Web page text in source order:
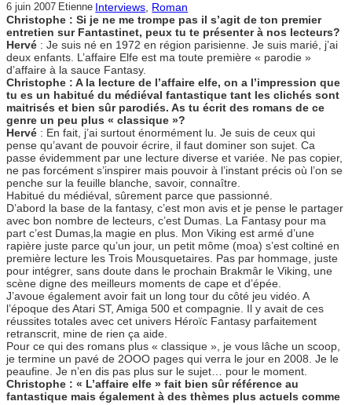
6 juin 2007 Etienne Interviews, Roman
Christophe : Si je ne me trompe pas il s’agit de ton premier
entretien sur Fantastinet, peux tu te présenter à nos lecteurs?
Hervé : Je suis né en 1972 en région parisienne. Je suis marié, j’ai
deux enfants. L’affaire Elfe est ma toute première « parodie »
d’affaire à la sauce Fantasy.
Christophe : A la lecture de l’affaire elfe, on a l’impression que
tu es un habitué du médiéval fantastique tant les clichés sont
maitrisés et bien sûr parodiés. As tu écrit des romans de ce
genre un peu plus « classique »?
Hervé : En fait, j’ai surtout énormément lu. Je suis de ceux qui
pense qu’avant de pouvoir écrire, il faut dominer son sujet. Ca
passe évidemment par une lecture diverse et variée. Ne pas copier,
ne pas forcément s’inspirer mais pouvoir à l’instant précis où l’on se
penche sur la feuille blanche, savoir, connaître.
Habitué du médiéval, sûrement parce que passionné.
D’abord la base de la fantasy, c’est mon avis et je pense le partager
avec bon nombre de lecteurs, c’est Dumas. La Fantasy pour ma
part c’est Dumas,la magie en plus. Mon Viking est armé d’une
rapière juste parce qu’un jour, un petit môme (moa) s’est coltiné en
première lecture les Trois Mousquetaires. Pas par hommage, juste
pour intégrer, sans doute dans le prochain Brakmâr le Viking, une
scène digne des meilleurs moments de cape et d’épée.
J’avoue également avoir fait un long tour du côté jeu vidéo. A
l’époque des Atari ST, Amiga 500 et compagnie. Il y avait de ces
réussites totales avec cet univers Héroïc Fantasy parfaitement
retranscrit, mine de rien ça aide.
Pour ce qui des romans plus « classique », je vous lâche un scoop,
je termine un pavé de 2OOO pages qui verra le jour en 2008. Je le
peaufine. Je n’en dis pas plus sur le sujet… pour le moment.
Christophe : « L’affaire elfe » fait bien sûr référence au
fantastique mais également à des thèmes plus actuels comme